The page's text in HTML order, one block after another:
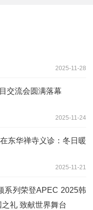
2025-11-28
交流会圆满落幕
2025-11-24
东华禅寺义诊：冬日暖
2025-11-21
系列荣登APEC 2025韩
礼 致献世界舞台